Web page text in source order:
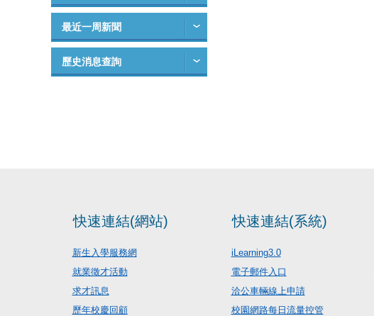
最近一周新聞
歷史消息查詢
快速連結(網站)
新生入學服務網
就業徵才活動
求才訊息
歷年校慶回顧
快速連結(系統)
iLearning3.0
電子郵件入口
洽公車輛線上申請
校園網路每日流量控管